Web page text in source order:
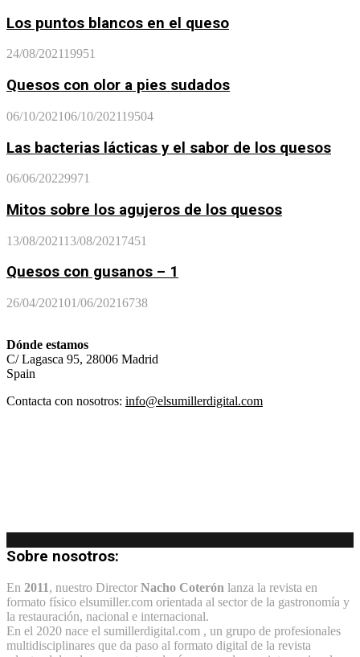
Los puntos blancos en el queso
24/08/202119951
Quesos con olor a pies sudados
06/10/202106/10/202119504
Las bacterias lácticas y el sabor de los quesos
06/06/20229971
Mitos sobre los agujeros de los quesos
13/08/202113/08/2021 7451
Quesos con gusanos – 1
26/04/202101/06/20216738
Dónde estamos
C/ Lagasca 95, 28006 Madrid
Spain
Contacta con nosotros: info@elsumillerdigital.com
Sobre nosotros:
En 2011, nuestro Director Nacho Coterón lanza la revista en
formato físico elsumiller.com orientada al sector de la gastronomía y
la restauración, nacional e internacional.
En el 2020 nace el sumillerdigital.com , un grupo de profesionales
multidisciplinares que da paso al formato digital de la revista